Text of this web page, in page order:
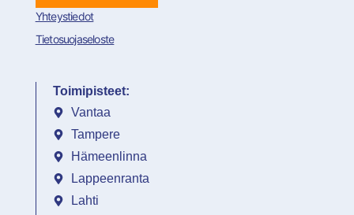
Yhteystiedot
Tietosuojaseloste
Toimipisteet:
Vantaa
Tampere
Hämeenlinna
Lappeenranta
Lahti